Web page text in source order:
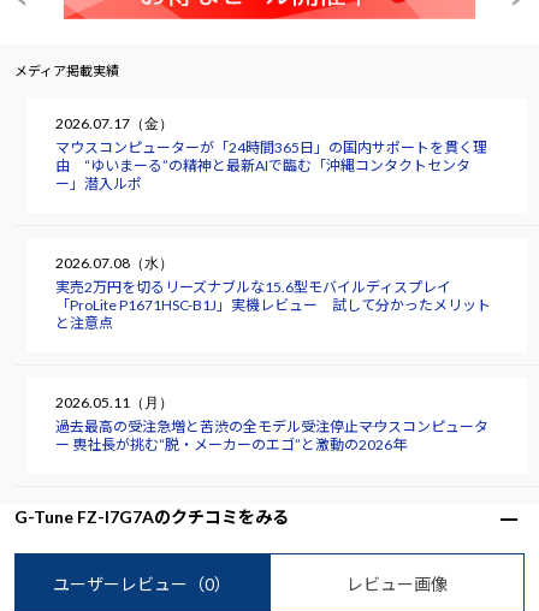
メディア掲載実績
2026.07.17（金）
マウスコンピューターが「24時間365日」の国内サポートを貫く理
由 “ゆいまーる”の精神と最新AIで臨む「沖縄コンタクトセンタ
ー」潜入ルポ
2026.07.08（水）
実売2万円を切るリーズナブルな15.6型モバイルディスプレイ
「ProLite P1671HSC-B1J」実機レビュー 試して分かったメリット
と注意点
2026.05.11（月）
過去最高の受注急増と苦渋の全モデル受注停止――マウスコンピュータ
ー 軣社長が挑む“脱・メーカーのエゴ”と激動の2026年
G-Tune FZ-I7G7Aのクチコミをみる
ユーザーレビュー （0） レビュー画像